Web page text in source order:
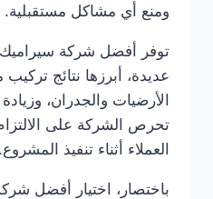
ومنع أي مشاكل مستقبلية.
توفر أفضل شركة سيراميك
عديدة، أبرزها نتائج تركيب
الأرضيات والجدران،
تحرص الشركة على
العملاء أثناء تنفيذ المشروع.
باختصار، اختيار أفضل